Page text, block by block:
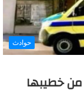
حوادث
من خطيبها